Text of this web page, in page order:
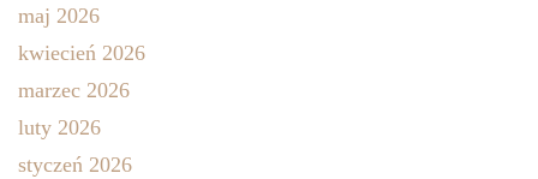
maj 2026
kwiecień 2026
marzec 2026
luty 2026
styczeń 2026